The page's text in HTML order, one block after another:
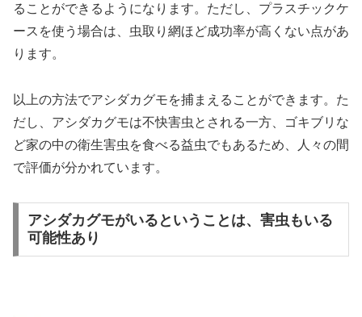
ることができるようになります。ただし、プラスチックケ
ースを使う場合は、虫取り網ほど成功率が高くない点があ
ります。
以上の方法でアシダカグモを捕まえることができます。た
だし、アシダカグモは不快害虫とされる一方、ゴキブリな
ど家の中の衛生害虫を食べる益虫でもあるため、人々の間
で評価が分かれています。
アシダカグモがいるということは、害虫もいる
可能性あり